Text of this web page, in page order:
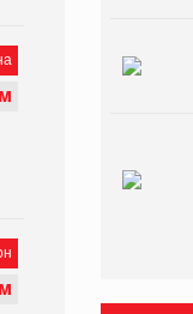
М
М